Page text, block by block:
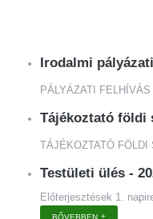
Irodalmi
PÁLYÁZATI
Tájékoztató földi
TÁJÉKOZTATÓ
Testületi ülés -
Előterjesztések 1.
BŐVEBBEN